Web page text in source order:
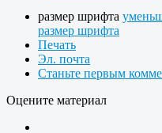
размер шрифта
размер шрифта
Печать
Эл. почта
Станьте первым
Оцените материал